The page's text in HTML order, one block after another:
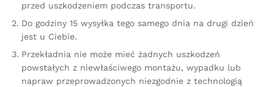
przed uszkodzeniem podczas transportu.
Do godziny 15 wysyłka tego samego dnia na drugi dzień
jest u Ciebie.
Przekładnia nie może mieć żadnych uszkodzeń
powstałych z niewłaściwego montażu, wypadku lub
napraw przeprowadzonych niezgodnie z technologią